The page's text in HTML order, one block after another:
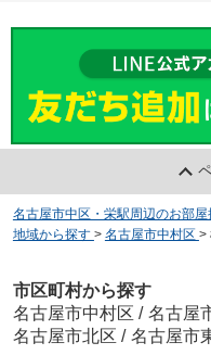
名古屋市中区・栄駅周辺のお部
地域から探す > 名古屋市中村区 >
市区町村から探す
名古屋市中村区 / 名古屋
名古屋市北区 / 名古屋市